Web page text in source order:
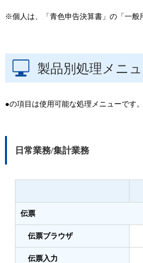
※個人は、「青色申告決算書」の「一般
製品別処理メニ
●の項目は使用可能な処理メニューです
日常業務/集計業務
伝票
伝票ブラウザ
伝票入力